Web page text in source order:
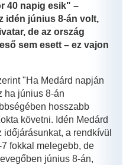
40 napig esik" –
idén június 8-án volt,
de az ország
sem esett – ez vajon
"Ha Medárd napján
ha június 8-án
hosszabb
követni. Idén Medárd
a rendkívül
fokkal melegebb, de
június 8-án,